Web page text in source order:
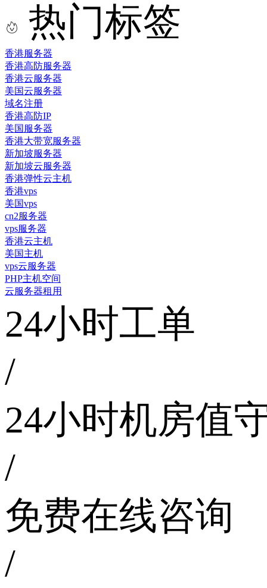
热门标签
香港服务器
香港高防服务器
香港云服务器
美国云服务器
域名注册
香港高防IP
美国服务器
香港大带宽服务器
新加坡服务器
新加坡云服务器
香港弹性云主机
香港vps
美国vps
cn2服务器
vps服务器
香港云主机
美国主机
vps云服务器
PHP主机空间
云服务器租用
24小时工单
/
24小时机房值
/
免费在线咨询
/